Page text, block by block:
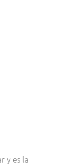
y es la